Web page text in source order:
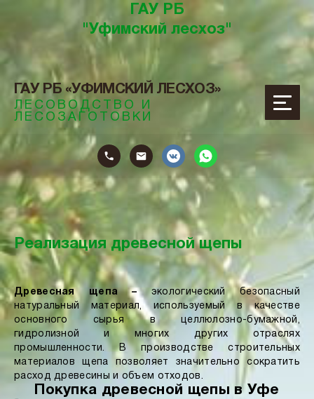
ГАУ РБ
"Уфимский лесхоз"
ГАУ РБ «УФИМСКИЙ ЛЕСХОЗ»
ЛЕСОВОДСТВО И
ЛЕСОЗАГОТОВКИ
Реализация древесной щепы
Древесная щепа –экологический безопасный
натуральный материал, используемый в качестве
основного сырья в целлюлозно-бумажной,
гидролизной и многих других отраслях
промышленности. В производстве строительных
материалов щепа позволяет значительно сократить
расход древесины и объем отходов.
Покупка древесной щепы в Уфе